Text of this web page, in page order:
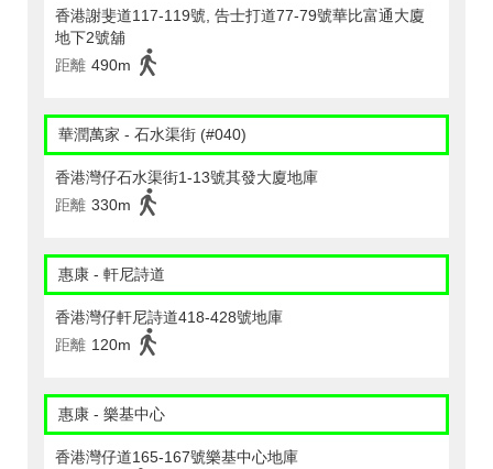
香港謝斐道117-119號, 告士打道77-79號華比富通大廈
地下2號舖
距離 490m
華潤萬家 - 石水渠街 (#040)
香港灣仔石水渠街1-13號其發大廈地庫
距離 330m
惠康 - 軒尼詩道
香港灣仔軒尼詩道418-428號地庫
距離 120m
惠康 - 樂基中心
香港灣仔道165-167號樂基中心地庫